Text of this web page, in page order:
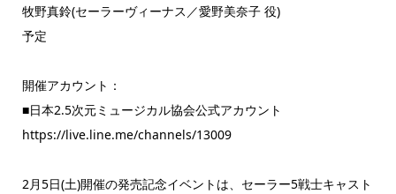
牧野真鈴(セーラーヴィーナス／愛野美奈子 役)
予定
開催アカウント：
■日本2.5次元ミュージカル協会公式アカウント
https://live.line.me/channels/13009
2月5日(土)開催の発売記念イベントは、セーラー5戦士キャスト